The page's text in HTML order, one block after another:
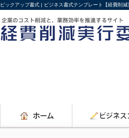
ピックアップ書式 | ビジネス書式テンプレート【経費削減